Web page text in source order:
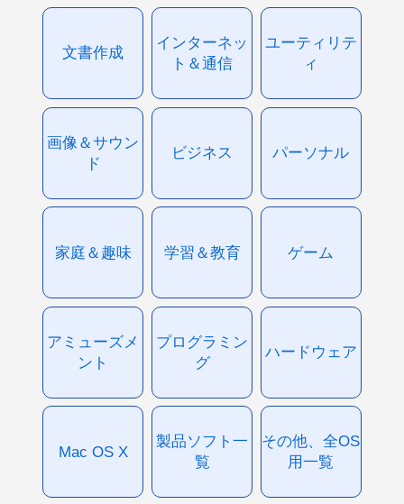
文書作成
インターネッ
ト＆通信
ユーティリテ
ィ
画像＆サウン
ド
ビジネス パーソナル
家庭＆趣味 学習＆教育 ゲーム
アミューズメ
ント
プログラミン
グ
ハードウェア
Mac OS X
製品ソフト一
覧
その他、全OS
用一覧